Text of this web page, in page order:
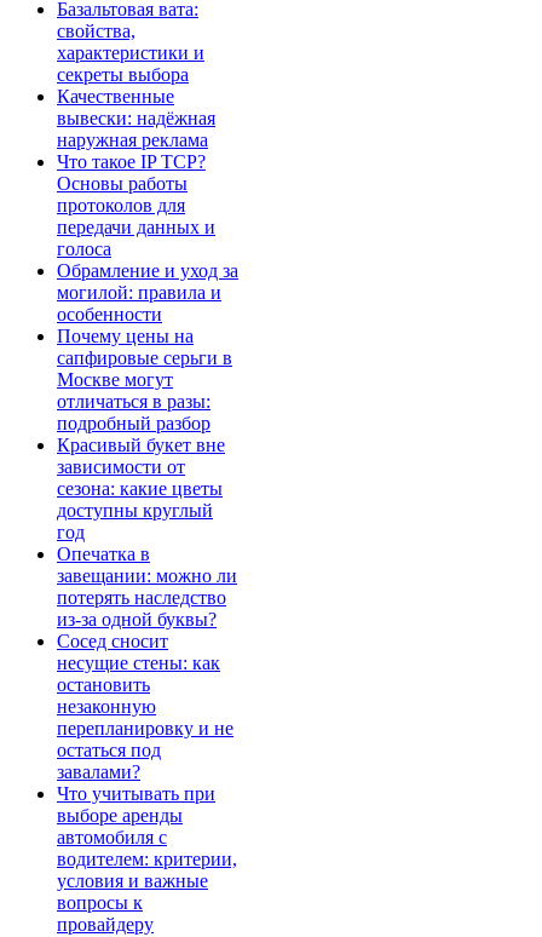
Базальтовая вата:
свойства,
характеристики и
секреты выбора
Качественные
вывески: надёжная
наружная реклама
Что такое IP TCP?
Основы работы
протоколов для
передачи данных и
голоса
Обрамление и уход за
могилой: правила и
особенности
Почему цены на
сапфировые серьги в
Москве могут
отличаться в разы:
подробный разбор
Красивый букет вне
зависимости от
сезона: какие цветы
доступны круглый
год
Опечатка в
завещании: можно ли
потерять наследство
из-за одной буквы?
Сосед сносит
несущие стены: как
остановить
незаконную
перепланировку и не
остаться под
завалами?
Что учитывать при
выборе аренды
автомобиля с
водителем: критерии,
условия и важные
вопросы к
провайдеру